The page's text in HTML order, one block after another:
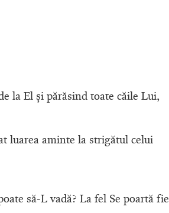
la El şi părăsind toate căile Lui,
luarea aminte la strigătul celui
să-L vadă? La fel Se poartă fie